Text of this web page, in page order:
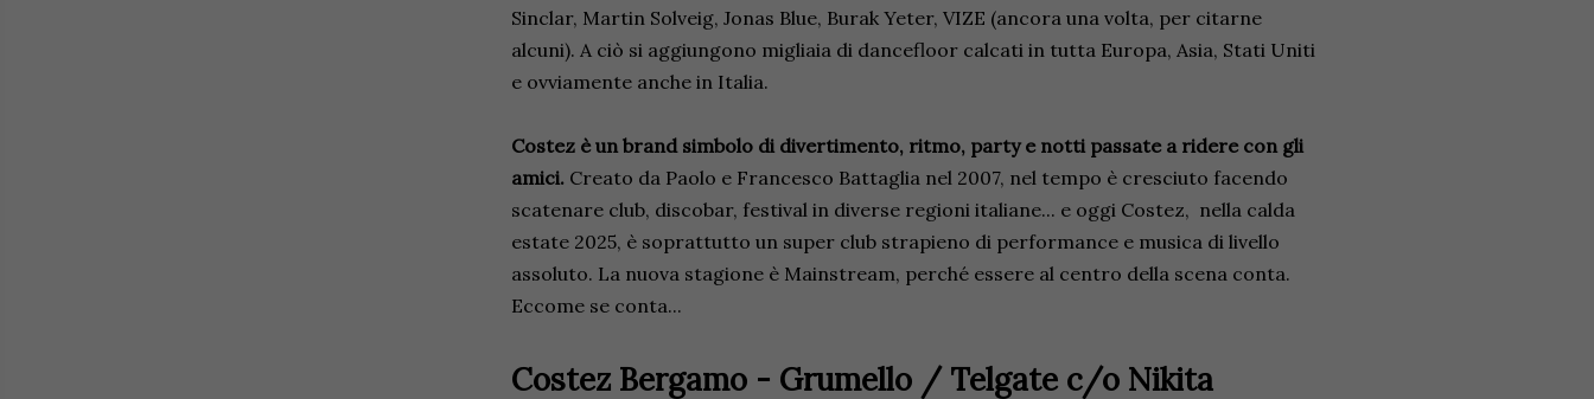
Sinclar, Martin Solveig, Jonas Blue, Burak Yeter, VIZE (ancora una volta, per citarne
alcuni). A ciò si aggiungono migliaia di dancefloor calcati in tutta Europa, Asia, Stati Uniti
e ovviamente anche in Italia.
Costez è un brand simbolo di divertimento, ritmo, party e notti passate a ridere con gli
amici. Creato da Paolo e Francesco Battaglia nel 2007, nel tempo è cresciuto facendo
scatenare club, discobar, festival in diverse regioni italiane... e oggi Costez, nella calda
estate 2025, è soprattutto un super club strapieno di performance e musica di livello
assoluto. La nuova stagione è Mainstream, perché essere al centro della scena conta.
Eccome se conta...
Costez Bergamo - Grumello / Telgate c/o Nikita